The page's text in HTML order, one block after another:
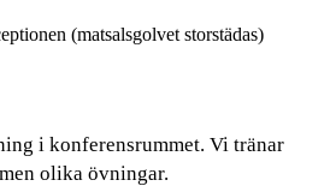
(matsalsgolvet storstädas)
i konferensrummet. Vi tränar
olika övningar.